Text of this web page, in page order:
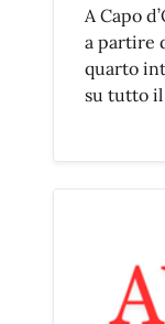
A Capo
a partire
quarto
su tutto